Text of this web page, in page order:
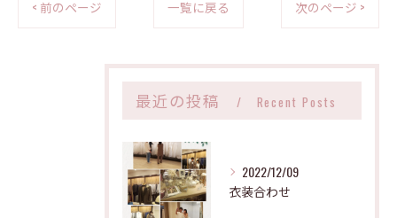
< 前のページ 一覧に戻る 次のページ >
最近の投稿 Recent Posts
2022/12/09
衣装合わせ